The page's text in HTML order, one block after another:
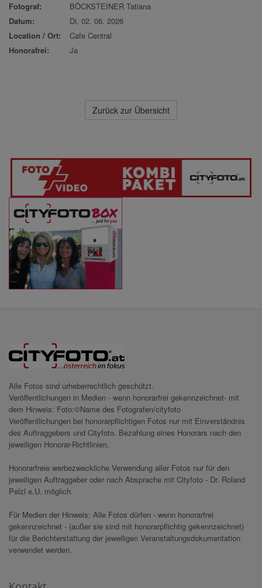
Fotograf:
BÖCKSTEINER Tatiana
Datum:
Di, 02. 06. 2026
Location / Ort:
Cafe Central
Honorafrei:
Ja
Zurück zur Übersicht
Alle Fotos sind urheberrechtlich geschützt.
Veröffentlichungen in Medien - wenn honorarfrei gekennzeichnet- mit
dem Hinweis: Foto:©Name des Fotografen/cityfoto
Veröffentlichungen bei honorarpflichtigen Fotos nur mit Einverständnis
des Auftraggebers und Cityfoto. Bezahlung eines Honorars nach den
jeweiligen Honorar-Richtlinien.
Honorarfreie werbezweckliche Verwendung aller Fotos nur für den
jeweiligen Auftraggeber oder nach Absprache mit Cityfoto - Dr. Roland
Pelzl e.U. möglich.
Für Medien der Hinweis: Alle Fotos dürfen - wenn honorarfrei
gekennzeichnet - (außer sie sind mit honorarpflichtig gekennzeichnet)
für die Berichterstattung der jeweiligen Veranstaltungsdokumentation
verwendet werden.